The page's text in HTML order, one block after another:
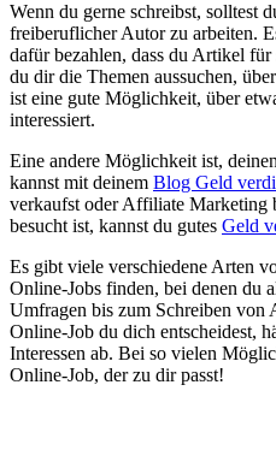
Wenn du gerne schreibst, solltest
freiberuflicher Autor zu arbeiten.
dafür bezahlen, dass du Artikel
du dir die Themen aussuchen,
ist eine gute Möglichkeit, über
interessiert.
Eine andere Möglichkeit ist,
kannst mit deinem Blog Geld
verkaufst oder Affiliate Marketing
besucht ist, kannst du gutes Geld
Es gibt viele verschiedene Arten
Online-Jobs finden, bei denen du
Umfragen bis zum Schreiben
Online-Job du dich entscheidest,
Interessen ab. Bei so vielen
Online-Job, der zu dir passt!